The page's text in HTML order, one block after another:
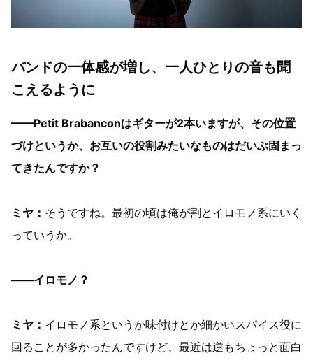
バンドの一体感が増し、一人ひとりの音も聞
こえるように
——Petit Brabanconはギターが2本いますが、その位置
づけというか、お互いの役割みたいなものはだいぶ固まっ
てきたんですか？
ミヤ： そうですね。最初の頃は俺が割とイロモノ系にいく
っていうか。
——イロモノ？
ミヤ： イロモノ系というか味付けとか細かいスパイス役に
回ることが多かったんですけど、最近は逆もちょっと面白